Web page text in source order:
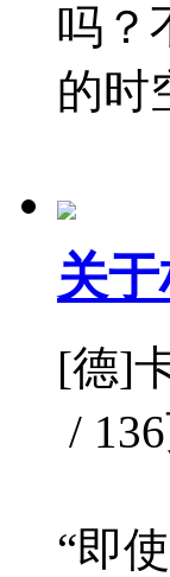
吗？
的时
关
[德]
/
“即